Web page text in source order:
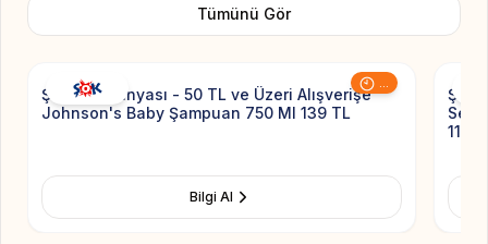
Tümünü Gör
Add to
Şok Kampanyası - 50 TL ve Üzeri Alışverişe
Johnson's Baby Şampuan 750 Ml 139 TL
Bilgi Al
Şok
110